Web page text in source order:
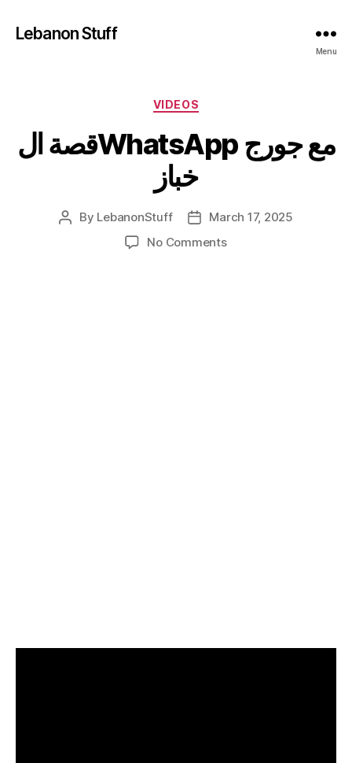
Lebanon Stuff
Menu
Categories
VIDEOS
قصة الWhatsApp مع جورج
خباز
Post
By LebanonStuff
PostMarch 17, 2025
No Commentson